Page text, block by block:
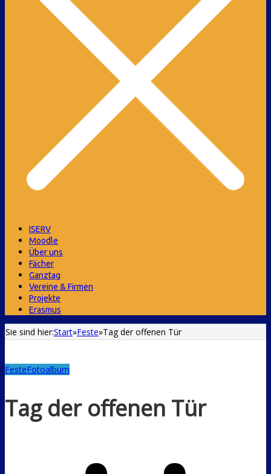
ISERV
Moodle
Über uns
Fächer
Ganztag
Vereine & Firmen
Projekte
Erasmus
Sie sind hier:Start»Feste»Tag der offenen Tür
FesteFotoalbum
Tag der offenen Tür